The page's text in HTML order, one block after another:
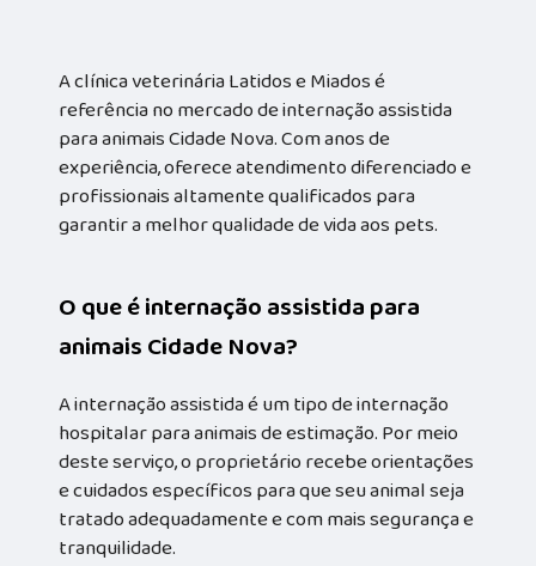
A clínica veterinária Latidos e Miados é
referência no mercado de internação assistida
para animais Cidade Nova. Com anos de
experiência, oferece atendimento diferenciado e
profissionais altamente qualificados para
garantir a melhor qualidade de vida aos pets.
O que é internação assistida para
animais Cidade Nova?
A internação assistida é um tipo de internação
hospitalar para animais de estimação. Por meio
deste serviço, o proprietário recebe orientações
e cuidados específicos para que seu animal seja
tratado adequadamente e com mais segurança e
tranquilidade.